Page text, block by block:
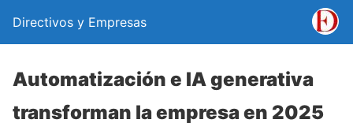
Directivos y Empresas
Automatización e IA generativa
transforman la empresa en 2025